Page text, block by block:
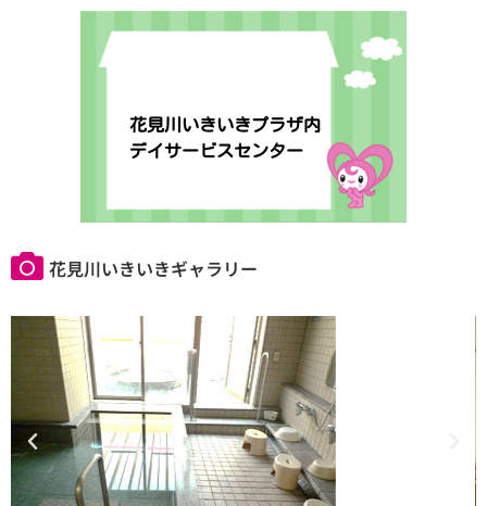
花見川いきいきプラザ内
デイサービスセンター
花見川いきいきギャラリー